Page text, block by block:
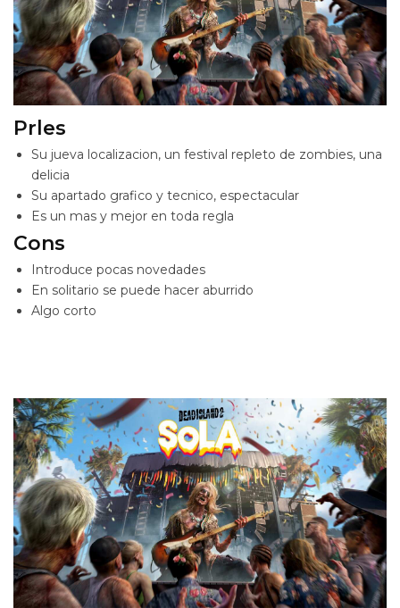
Prles
Su jueva localizacion, un festival repleto de zombies, una
delicia
Su apartado grafico y tecnico, espectacular
Es un mas y mejor en toda regla
Cons
Introduce pocas novedades
En solitario se puede hacer aburrido
Algo corto